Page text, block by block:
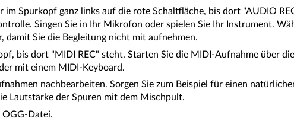
Spurkopf ganz links auf die rote Schaltfläche, bis dort "AUDIO
Singen Sie in Ihr Mikrofon oder spielen Sie Ihr Instrument.
damit Sie die Begleitung nicht mit aufnehmen.
bis dort "MIDI REC" steht. Starten Sie die MIDI-Aufnahme über
mit einem MIDI-Keyboard.
nachbearbeiten. Sorgen Sie zum Beispiel für einen
Lautstärke der Spuren mit dem Mischpult.
OGG-Datei.